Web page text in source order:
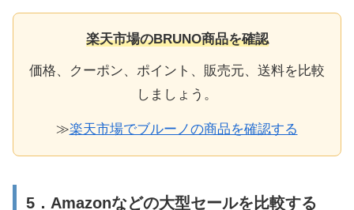
楽天市場のBRUNO商品を確認
価格、クーポン、ポイント、販売元、送料を比較
しましょう。
≫楽天市場でブルーノの商品を確認する
5．Amazonなどの大型セールを比較する